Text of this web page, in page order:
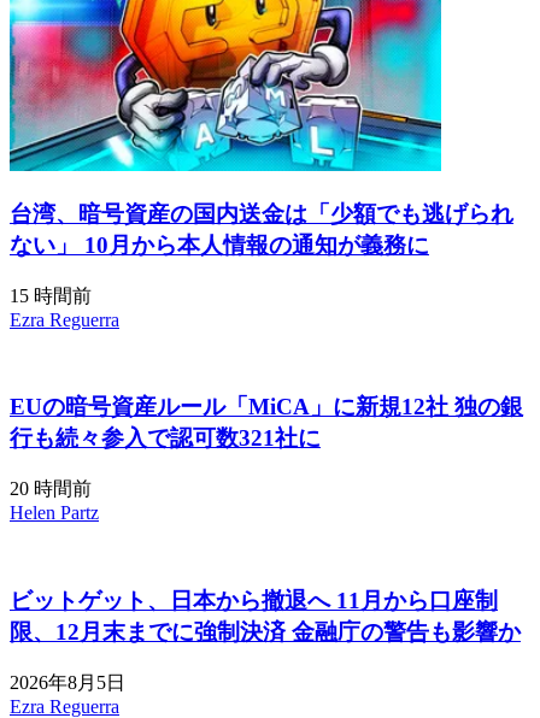
台湾、暗号資産の国内送金は「少額でも逃げられ
ない」 10月から本人情報の通知が義務に
15 時間前
Ezra Reguerra
EUの暗号資産ルール「MiCA」に新規12社 独の銀
行も続々参入で認可数321社に
20 時間前
Helen Partz
ビットゲット、日本から撤退へ 11月から口座制
限、12月末までに強制決済 金融庁の警告も影響か
2026年8月5日
Ezra Reguerra